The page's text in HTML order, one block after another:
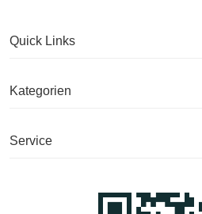
Quick Links
Kategorien
Service